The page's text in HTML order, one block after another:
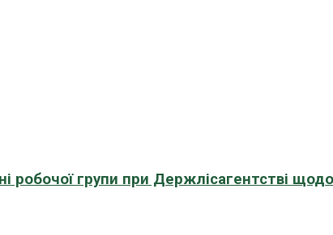
робочої групи при Держлісагентстві